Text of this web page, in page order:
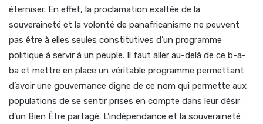
éterniser. En effet, la proclamation exaltée de la
souveraineté et la volonté de panafricanisme ne peuvent
pas être à elles seules constitutives d’un programme
politique à servir à un peuple. Il faut aller au-delà de ce b-a-
ba et mettre en place un véritable programme permettant
d’avoir une gouvernance digne de ce nom qui permette aux
populations de se sentir prises en compte dans leur désir
d’un Bien Être partagé. L’indépendance et la souveraineté